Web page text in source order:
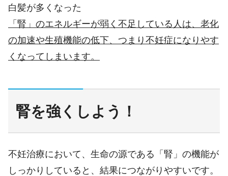
白髪が多くなった
「腎」のエネルギーが弱く不足している人は、老化
の加速や生殖機能の低下、つまり不妊症になりやす
くなってしまいます。
腎を強くしよう！
不妊治療において、生命の源である「腎」の機能が
しっかりしていると、結果につながりやすいです。